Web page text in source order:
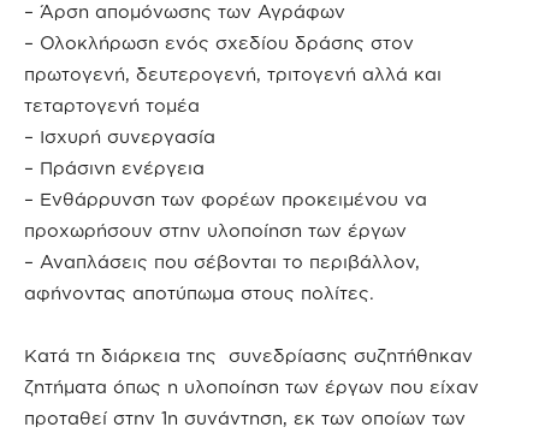
– Άρση απομόνωσης των Αγράφων
– Ολοκλήρωση ενός σχεδίου δράσης στον
πρωτογενή, δευτερογενή, τριτογενή αλλά και
τεταρτογενή τομέα
– Ισχυρή συνεργασία
– Πράσινη ενέργεια
– Ενθάρρυνση των φορέων προκειμένου να
προχωρήσουν στην υλοποίηση των έργων
– Αναπλάσεις που σέβονται το περιβάλλον,
αφήνοντας αποτύπωμα στους πολίτες.
Κατά τη διάρκεια της συνεδρίασης συζητήθηκαν
ζητήματα όπως η υλοποίηση των έργων που είχαν
προταθεί στην 1η συνάντηση, εκ των οποίων των